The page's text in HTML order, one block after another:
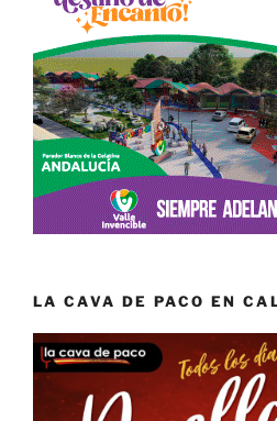
LA CAVA DE PACO EN